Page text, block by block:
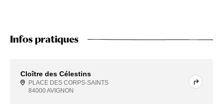
Infos pratiques
Cloître des Célestins
PLACE DES CORPS-SAINTS
84000 AVIGNON